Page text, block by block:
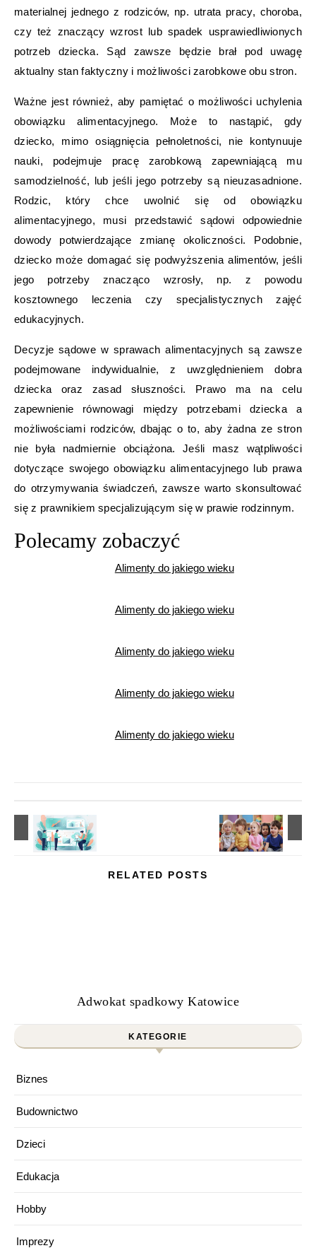
materialnej jednego z rodziców, np. utrata pracy, choroba,
czy też znaczący wzrost lub spadek usprawiedliwionych
potrzeb dziecka. Sąd zawsze będzie brał pod uwagę
aktualny stan faktyczny i możliwości zarobkowe obu stron.
Ważne jest również, aby pamiętać o możliwości uchylenia
obowiązku alimentacyjnego. Może to nastąpić, gdy
dziecko, mimo osiągnięcia pełnoletności, nie kontynuuje
nauki, podejmuje pracę zarobkową zapewniającą mu
samodzielność, lub jeśli jego potrzeby są nieuzasadnione.
Rodzic, który chce uwolnić się od obowiązku
alimentacyjnego, musi przedstawić sądowi odpowiednie
dowody potwierdzające zmianę okoliczności. Podobnie,
dziecko może domagać się podwyższenia alimentów, jeśli
jego potrzeby znacząco wzrosły, np. z powodu
kosztownego leczenia czy specjalistycznych zajęć
edukacyjnych.
Decyzje sądowe w sprawach alimentacyjnych są zawsze
podejmowane indywidualnie, z uwzględnieniem dobra
dziecka oraz zasad słuszności. Prawo ma na celu
zapewnienie równowagi między potrzebami dziecka a
możliwościami rodziców, dbając o to, aby żadna ze stron
nie była nadmiernie obciążona. Jeśli masz wątpliwości
dotyczące swojego obowiązku alimentacyjnego lub prawa
do otrzymywania świadczeń, zawsze warto skonsultować
się z prawnikiem specjalizującym się w prawie rodzinnym.
Polecamy zobaczyć
Alimenty do jakiego wieku
Alimenty do jakiego wieku
Alimenty do jakiego wieku
Alimenty do jakiego wieku
Alimenty do jakiego wieku
RELATED POSTS
Adwokat spadkowy Katowice
KATEGORIE
Biznes
Budownictwo
Dzieci
Edukacja
Hobby
Imprezy